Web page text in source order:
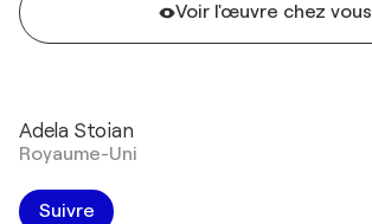
Voir l'œuvre chez vous
Adela Stoian
Royaume-Uni
Suivre